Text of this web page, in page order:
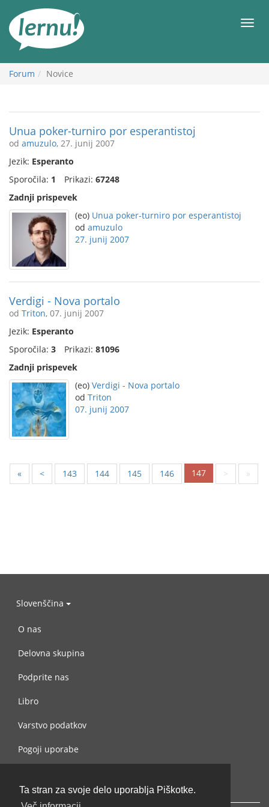
Ta stran za svoje delo uporablja Piškotke.
vsebini
Meni
Forum Novice
Unua poker-turniro por esperantistoj
od amuzulo, 27. junij 2007
Jezik: Esperanto
Sporočila: 1 Prikazi: 67248
Zadnji prispevek
(eo) Unua poker-turniro por esperantistoj
od amuzulo
27. junij 2007
Verdigi - Nova portalo
od Triton, 07. junij 2007
Jezik: Esperanto
Sporočila: 3 Prikazi: 81096
Zadnji prispevek
(eo) Verdigi - Nova portalo
od Triton
07. junij 2007
« < 143 144 145 146 147 > »
Slovenščina
O nas
Delovna skupina
Podprite nas
Libro
Varstvo podatkov
Pogoji uporabe